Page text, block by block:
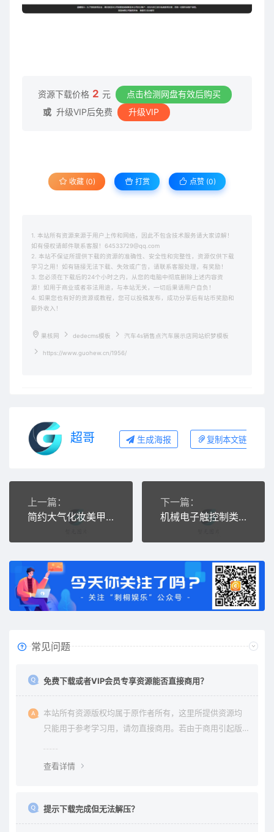
资源下载价格 2 元
点击检测网盘有效后购买
或 升级VIP后免费 升级VIP
收藏 (0) 打赏 点赞 (0)
1. 本站所有资源来源于用户上传和网络，因此不包含技术服务请大家谅解！
如有侵权请邮件联系客服！64533729@qq.com
2. 本站不保证所提供下载的资源的准确性、安全性和完整性，资源仅供下载
学习之用！如有链接无法下载、失效或广告，请联系客服处理，有奖励！
3. 您必须在下载后的24个小时之内，从您的电脑中彻底删除上述内容资
源！如用于商业或者非法用途，与本站无关，一切后果请用户自负！
4. 如果您也有好的资源或教程，您可以投稿发布，成功分享后有站币奖励和
额外收入！
果核网 dedecms模板 汽车4s销售点汽车展示店网站织梦模板
https://www.guohew.cn/1956/
超哥 生成海报 复制本文链接
上一篇：
简约大气化妆美甲培训学校类企业网站织梦模板源码
下一篇：
机械电子触控制类网站源码 信息类企业织梦模板
常见问题
免费下载或者VIP会员专享资源能否直接商用？
本站所有资源版权均属于原作者所有，这里所提供资源均
只能用于参考学习用，请勿直接商用。若由于商用引起版
查看详情
提示下载完成但无法解压？